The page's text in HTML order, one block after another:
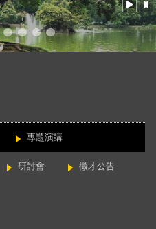
專題演講
研討會 徵才公告